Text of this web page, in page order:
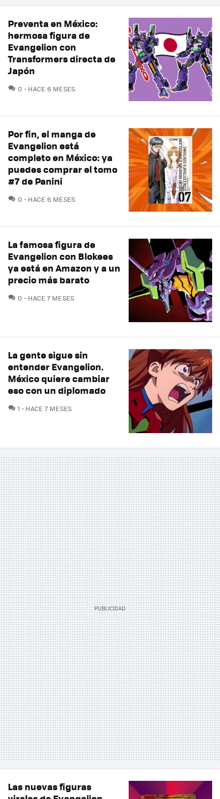
Preventa en México:
hermosa figura de
Evangelion con
Transformers directa de
Japón
0 COMENTARIOS
HACE 6 MESES
Por fin, el manga de
Evangelion está
completo en México: ya
puedes comprar el tomo
#7 de Panini
0 COMENTARIOS
HACE 6 MESES
La famosa figura de
Evangelion con Blokees
ya está en Amazon y a un
precio más barato
0 COMENTARIOS
HACE 7 MESES
La gente sigue sin
entender Evangelion.
México quiere cambiar
eso con un diplomado
1 COMENTARIOS
HACE 7 MESES
Las nuevas figuras